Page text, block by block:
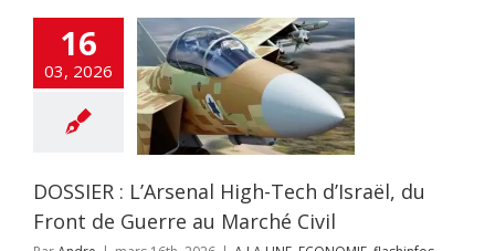
16
03, 2026
: L’Arsenal
d’Israël, du
Civil
DOSSIER : L’Arsenal High-Tech d’Israël, du
Front de Guerre au Marché Civil